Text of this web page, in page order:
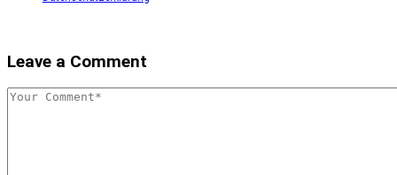
Leave a Comment